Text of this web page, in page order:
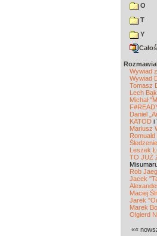
O
T
Y
Wywiad
Wywiad
Tomasz
Lech
Michał
Daniel
KATOD i
Mariusz
Leszek
TO JUŻ
Rob
Jacek
Maciej
Jarek
Marek
Olgierd
««